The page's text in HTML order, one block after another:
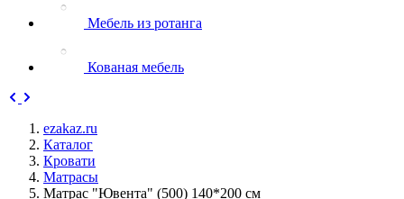
Мебель из ротанга
Кованая мебель
ezakaz.ru
Каталог
Кровати
Матрасы
Матрас "Ювента" (500) 140*200 см